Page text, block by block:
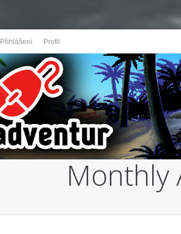
Přihlášení Profil
Monthly